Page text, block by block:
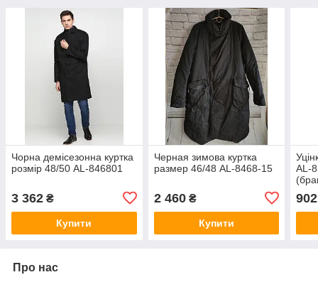
Чорна демісезонна куртка
розмір 48/50 AL-846801
3 362 ₴
Купити
Черная зимова куртка
размер 46/48 AL-8468-15
2 460₴
Купити
AL-
902
Про нас